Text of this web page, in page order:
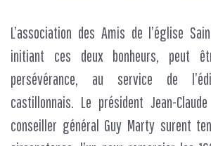
L’association des Amis de l’église
initiant ces deux bonheurs, peut
persévérance, au service de
castillonnais. Le président Jean-
conseiller général Guy Marty surent